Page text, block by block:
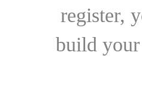
register,
build